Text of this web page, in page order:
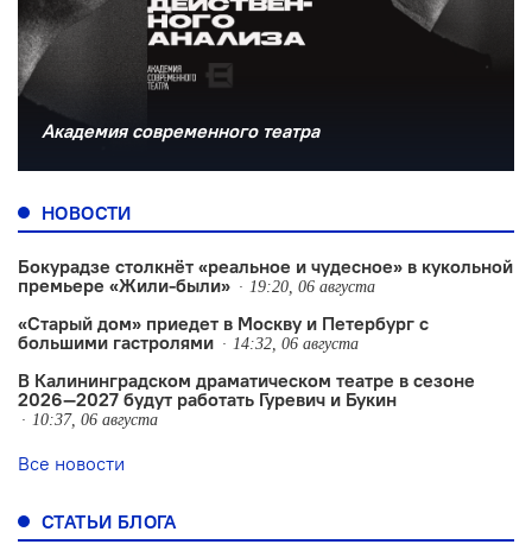
Академия современного театра
НОВОСТИ
Бокурадзе столкнëт «реальное и чудесное» в кукольной
премьере «Жили-были»
19:20, 06 августа
«Старый дом» приедет в Москву и Петербург с
большими гастролями
14:32, 06 августа
В Калининградском драматическом театре в сезоне
2026—2027 будут работать Гуревич и Букин
10:37, 06 августа
Все новости
СТАТЬИ БЛОГА